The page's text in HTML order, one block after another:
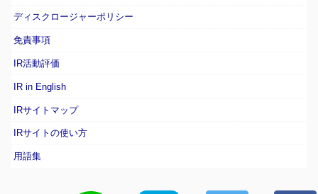
ディスクロージャーポリシー
免責事項
IR活動評価
IR in English
IRサイトマップ
IRサイトの使い方
用語集